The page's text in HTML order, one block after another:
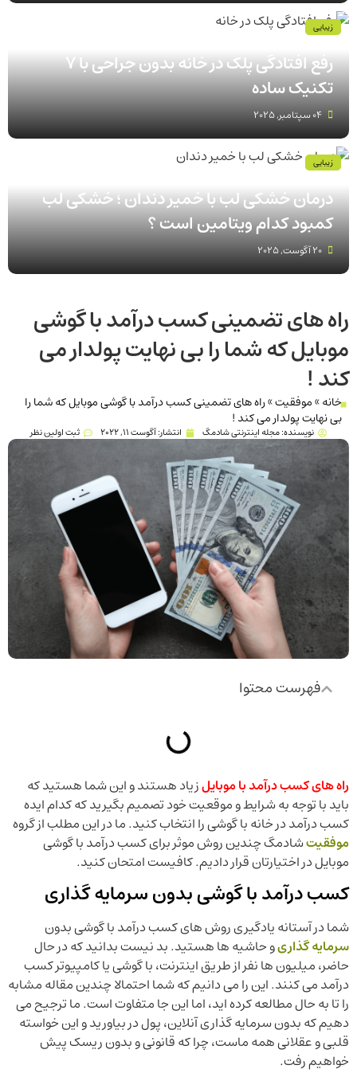
رفع افتادگی پلک در خانه بدون جراحی با 7
تکنیک ساده
04 سپتامبر, 2025
زیبایی
درمان خشکی لب با خمیر دندان ؛ خشکی لب
کمبود کدام ویتامین است ؟
20 آگوست, 2025
زیبایی
راه های تضمینی کسب درآمد با گوشی
موبایل که شما را بی نهایت پولدار می
کند !
خانه»موفقیت»راه های تضمینی کسب درآمد با گوشی موبایل که شما را
بی نهایت پولدار می کند !
نویسنده:مجله اینترنتی شادمگ انتشار:آگوست 11, 2022 ثبت اولین نظر
فهرست محتوا
راه های کسب درآمد با موبایلزیاد هستند و این شما هستید که
باید با توجه به شرایط و موقعیت خود تصمیم بگیرید که کدام ایده
کسب درآمد در خانه با گوشی را انتخاب کنید. ما در این مطلب از گروه
موفقیتشادمگ چندین روش موثر برای کسب درآمد با گوشی
موبایل در اختیارتان قرار دادیم. کافیست امتحان کنید.
کسب درآمد با گوشی بدون سرمایه گذاری
شما در آستانه یادگیری روش های کسب درآمد با گوشی بدون
سرمایه گذاریو حاشیه ها هستید. بد نیست بدانید که در حال
حاضر، میلیون ها نفر از طریق اینترنت، با گوشی یا کامپیوتر کسب
درآمد می کنند. این را می دانیم که شما احتمالا چندین مقاله مشابه
را تا به حال مطالعه کرده اید، اما این جا متفاوت است. ما ترجیح می
دهیم که بدون سرمایه گذاری آنلاین، پول در بیاورید و این خواسته
قلبی و عقلانی همه ماست، چرا که قانونی و بدون ریسک پیش
خواهیم رفت.